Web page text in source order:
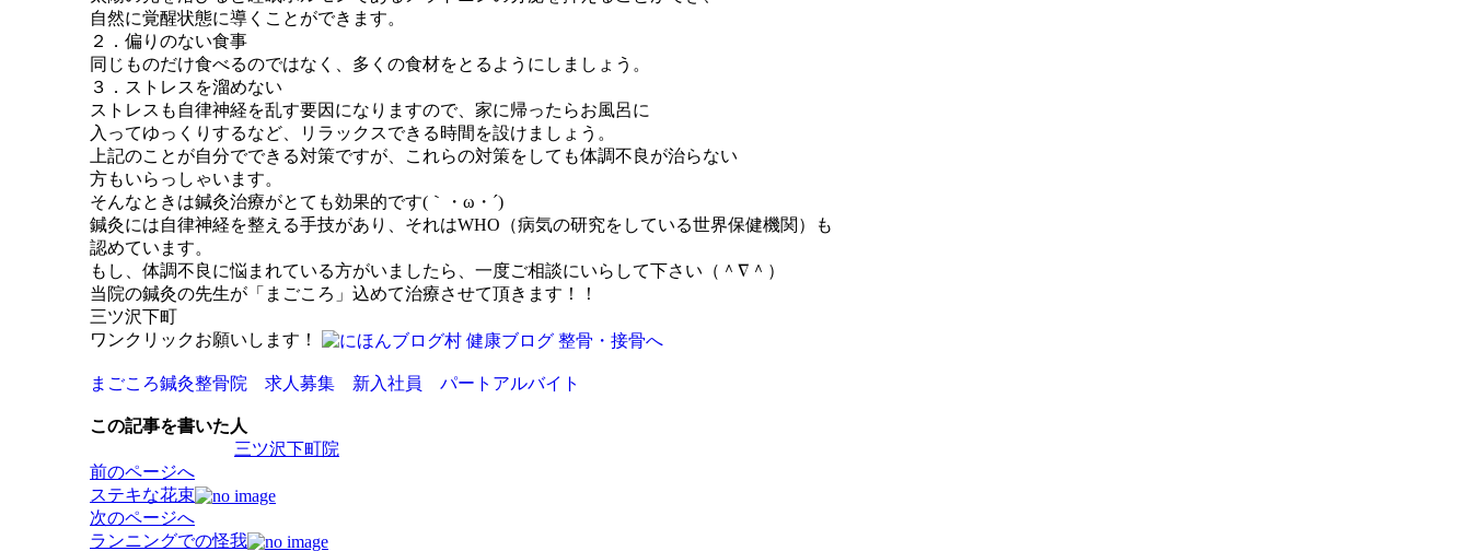
自然に覚醒状態に導くことができます。
２．偏りのない食事
同じものだけ食べるのではなく、多くの食材をとるようにしましょう。
３．ストレスを溜めない
ストレスも自律神経を乱す要因になりますので、家に帰ったらお風呂に
入ってゆっくりするなど、リラックスできる時間を設けましょう。
上記のことが自分でできる対策ですが、これらの対策をしても体調不良が治らない
方もいらっしゃいます。
そんなときは鍼灸治療がとても効果的です(｀・ω・´)
鍼灸には自律神経を整える手技があり、それはWHO（病気の研究をしている世界保健機関）も
認めています。
もし、体調不良に悩まれている方がいましたら、一度ご相談にいらして下さい（＾∇＾）
当院の鍼灸の先生が「まごころ」込めて治療させて頂きます！！
三ツ沢下町
ワンクリックお願いします！
まごころ鍼灸整骨院 求人募集 新入社員 パートアルバイト
この記事を書いた人
三ツ沢下町院
投
稿
ナ
ビ
前のページへ
ステキな花束
次のページへ
ランニングでの怪我